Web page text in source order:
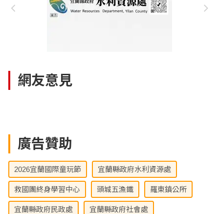
網友意見
廣告贊助
2026宜蘭國際童玩節 宜蘭縣政府水利資源處
救國團終身學習中心 頭城五漁鐵 羅東鎮公所
宜蘭縣政府民政處 宜蘭縣政府社會處